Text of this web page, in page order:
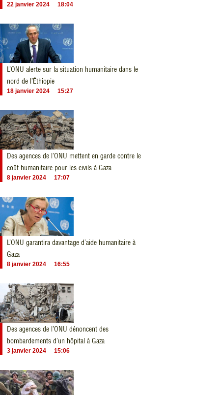
22 janvier 2024 18:04
L’ONU alerte sur la situation humanitaire dans le
nord de l’Éthiopie
18 janvier 2024 15:27
Des agences de l’ONU mettent en garde contre le
coût humanitaire pour les civils à Gaza
8 janvier 2024 17:07
L’ONU garantira davantage d’aide humanitaire à
Gaza
8 janvier 2024 16:55
Des agences de l’ONU dénoncent des
bombardements d’un hôpital à Gaza
3 janvier 2024 15:06